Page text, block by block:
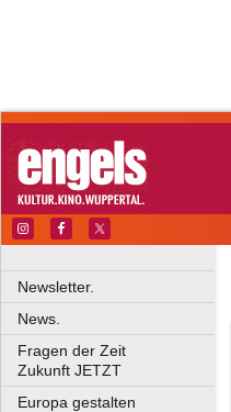
Newsletter.
News.
Fragen der Zeit
Zukunft JETZT
Europa gestalten